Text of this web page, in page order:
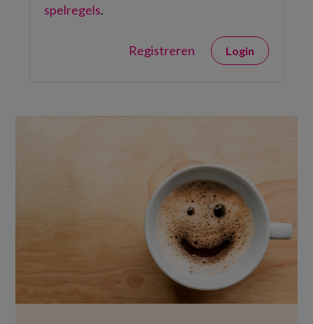
spelregels.
Registreren Login